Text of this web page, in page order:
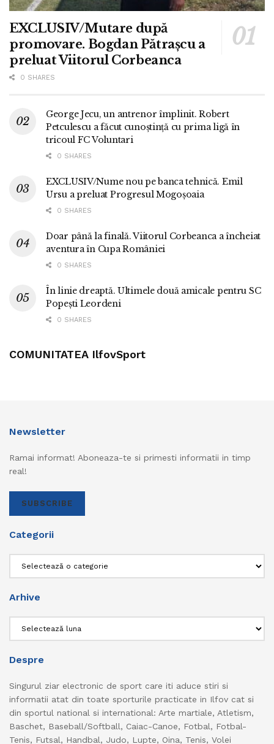
EXCLUSIV/Mutare după
promovare. Bogdan Pătrașcu a
preluat Viitorul Corbeanca
0 SHARES
George Jecu, un antrenor împlinit. Robert
Petculescu a făcut cunoștință cu prima ligă în
tricoul FC Voluntari
0 SHARES
EXCLUSIV/Nume nou pe banca tehnică. Emil
Ursu a preluat Progresul Mogoșoaia
0 SHARES
Doar până la finală. Viitorul Corbeanca a încheiat
aventura în Cupa României
0 SHARES
În linie dreaptă. Ultimele două amicale pentru SC
Popești Leordeni
0 SHARES
COMUNITATEA IlfovSport
Newsletter
Ramai informat! Aboneaza-te si primesti informatii in timp
real!
SUBSCRIBE
Categorii
Arhive
Despre
Singurul ziar electronic de sport care iti aduce stiri si
informatii atat din toate sporturile practicate in Ilfov cat si
din sportul national si international: Arte martiale, Atletism,
Baschet, Baseball/Softball, Caiac-Canoe, Fotbal, Fotbal-
Tenis, Futsal, Handbal, Judo, Lupte, Oina, Tenis, Volei